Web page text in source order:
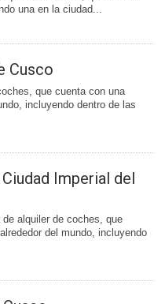
una en la ciudad...
Cusco
que cuenta con una
incluyendo dentro de las
Imperial del
alquiler de coches, que
del mundo, incluyendo